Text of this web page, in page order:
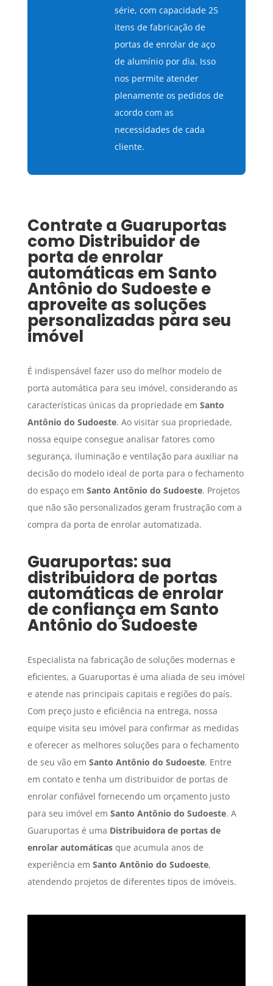
série, com capacidade 25
itens de fabricação de
portas de enrolar de aço
de alumínio por dia. Isso
nos permite atender
plenamente os pedidos de
acordo com as
necessidades de cada
cliente.
Contrate a Guaruportas
como Distribuidor de
porta de enrolar
automáticas em Santo
Antônio do Sudoestee
aproveite as soluções
personalizadas para seu
imóvel
É indispensável fazer uso do melhor modelo de
porta automática para seu imóvel, considerando as
características únicas da propriedade em Santo
Antônio do Sudoeste. Ao visitar sua propriedade,
nossa equipe consegue analisar fatores como
segurança, iluminação e ventilação para auxiliar na
decisão do modelo ideal de porta para o fechamento
do espaço em Santo Antônio do Sudoeste. Projetos
que não são personalizados geram frustração com a
compra da porta de enrolar automatizada.
Guaruportas: sua
distribuidora de portas
automáticas de enrolar
de confiança em Santo
Antônio do Sudoeste
Especialista na fabricação de soluções modernas e
eficientes, a Guaruportas é uma aliada de seu imóvel
e atende nas principais capitais e regiões do país.
Com preço justo e eficiência na entrega, nossa
equipe visita seu imóvel para confirmar as medidas
e oferecer as melhores soluções para o fechamento
de seu vão em Santo Antônio do Sudoeste. Entre
em contato e tenha um distribuidor de portas de
enrolar confiável fornecendo um orçamento justo
para seu imóvel em Santo Antônio do Sudoeste. A
Guaruportas é uma Distribuidora de portas de
enrolar automáticasque acumula anos de
experiência em Santo Antônio do Sudoeste,
atendendo projetos de diferentes tipos de imóveis.